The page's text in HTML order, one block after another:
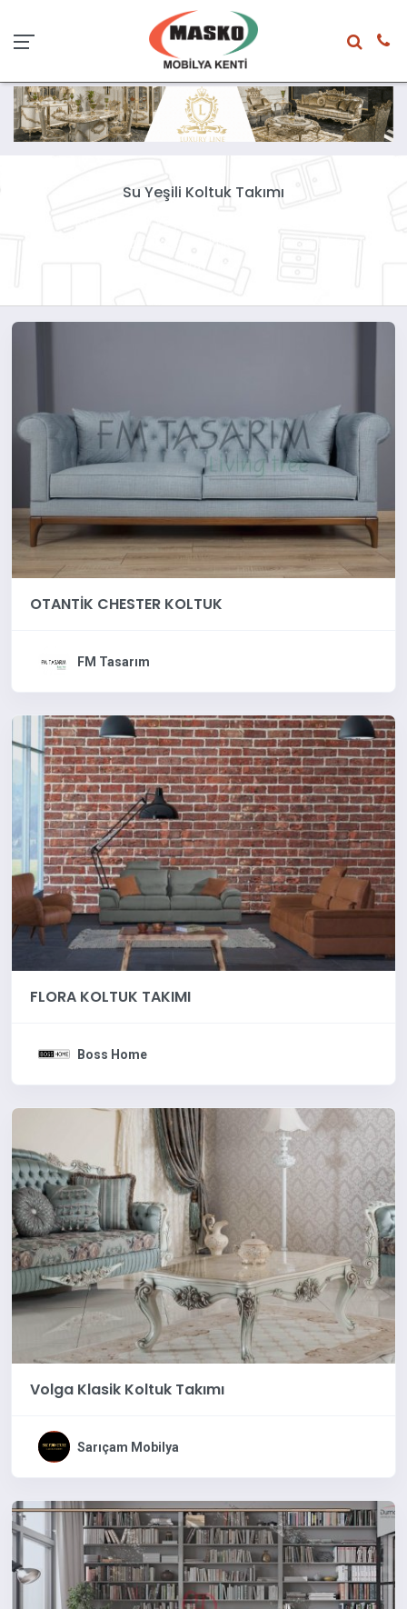
Su Yeşili Koltuk Takımı
OTANTİK CHESTER KOLTUK
FM Tasarım
FLORA KOLTUK TAKIMI
Boss Home
Volga Klasik Koltuk Takımı
Sarıçam Mobilya